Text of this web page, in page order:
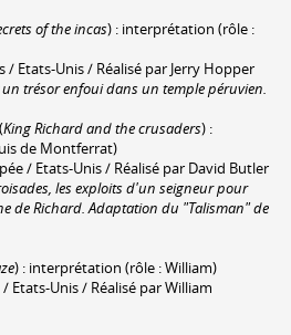
of the incas) : interprétation (rôle :
Etats-Unis / Réalisé par Jerry Hopper
trésor enfoui dans un temple péruvien.
(King Richard and the crusaders) :
de Montferrat)
/ Etats-Unis / Réalisé par David Butler
les exploits d'un seigneur pour
de Richard. Adaptation du "Talisman" de
) : interprétation (rôle : William)
Etats-Unis / Réalisé par William